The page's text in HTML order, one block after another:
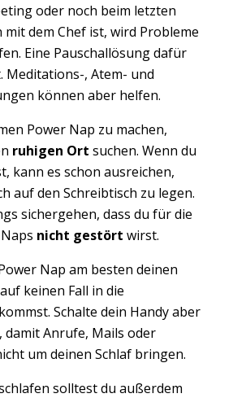
oder noch beim letzten
mit dem Chef ist, wird Probleme
Eine Pauschallösung dafür
Meditations-, Atem- und
können aber helfen.
Power Nap zu machen,
ruhigen Ort suchen. Wenn du
kann es schon ausreichen,
auf den Schreibtisch zu legen.
sichergehen, dass du für die
nicht gestört wirst.
Nap am besten deinen
keinen Fall in die
kommst. Schalte dein Handy aber
damit Anrufe, Mails oder
um deinen Schlaf bringen.
solltest du außerdem